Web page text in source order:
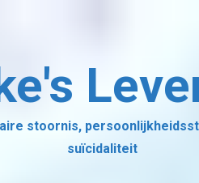
stoornis,
suïcidaliteit